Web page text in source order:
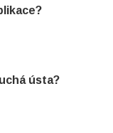
ústa?